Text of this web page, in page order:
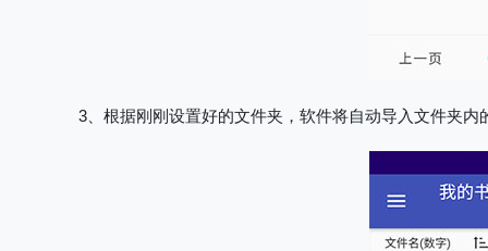
3、根据刚刚设置好的文件夹，软件将自动导入文件夹内